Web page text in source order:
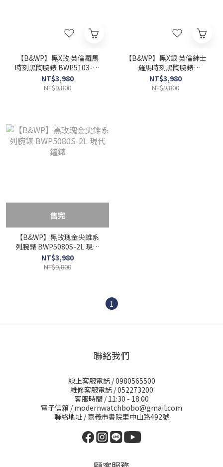
【B&WP】黑X玫 英倫羅馬
時刻黑陶腕錶 BWP5103-2L
(36mm) / BWP5103-2M
(43mm) 現代鐘錶
NT$3,980
NT$9,800
【B&WP】黑X銀 英倫紳士
羅馬時刻黑陶腕錶
BWP5103-3L 36mm 現代鐘
錶
NT$3,980
NT$9,800
售完
【B&WP】黑玫瑰金尖錐系
列腕錶 BWP5080S-2L 現代
鐘錶
NT$3,980
NT$9,800
1
聯絡我們
線上客服電話 / 0980565500
維修客服電話 / 052273200
客服時間 / 11:30 - 18:00
電子信箱 / modernwatchbobo@gmail.com
聯絡地址 / 嘉義市書院里中山路492號